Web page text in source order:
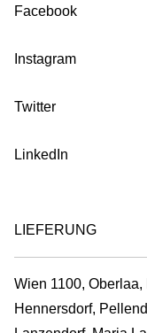
Facebook
Instagram
Twitter
LinkedIn
LIEFERUNG
Wien 1100,
Hennersdorf,